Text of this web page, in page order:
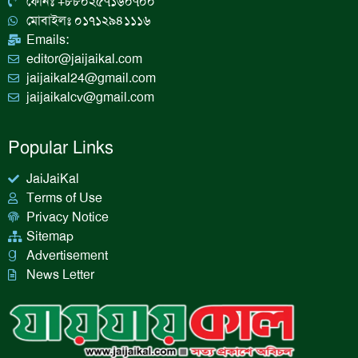
m
মোবাইলঃ ০১৭১২৯৪১১১৬
Emails:
editor@jaijaikal.com
jaijaikal24@gmail.com
jaijaikalcv@gmail.com
Popular Links
JaiJaiKal
Terms of Use
Privacy Notice
Sitemap
Advertisement
News Letter